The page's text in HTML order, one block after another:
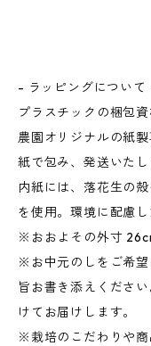
- ラッピングについて
プラスチックの梱包
農園オリジナルの紙
紙で包み、発送いたし
内紙には、落花生の
を使用。環境に配慮し
※おおよその外寸
※お中元のしをご希
旨お書き添えくださ
けてお届けします。
※栽培のこだわりや